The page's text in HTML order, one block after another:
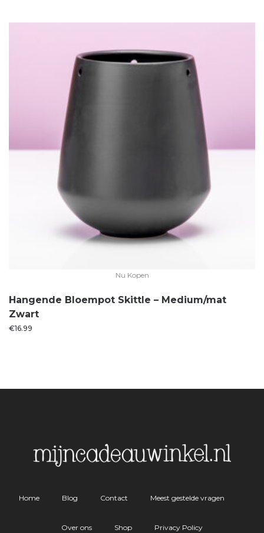
Nu Kopen
Hangende Bloempot Skittle – Medium/mat
Zwart
€16.99
Home Blog Contact Meest gestelde vragen
Over ons Shop Privacy Policy